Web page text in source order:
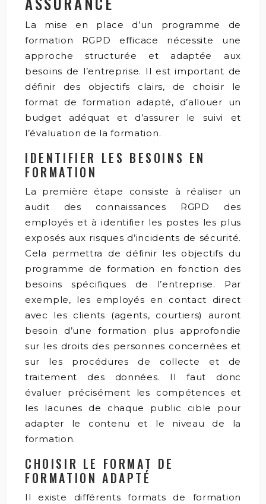
La mise en place d’un programme de
formation RGPD efficace nécessite une
approche structurée et adaptée aux
besoins de l’entreprise. Il est important de
définir des objectifs clairs, de choisir le
format de formation adapté, d’allouer un
budget adéquat et d’assurer le suivi et
l’évaluation de la formation.
IDENTIFIER LES BESOINS EN
FORMATION
La première étape consiste à réaliser un
audit des connaissances RGPD des
employés et à identifier les postes les plus
exposés aux risques d’incidents de sécurité.
Cela permettra de définir les objectifs du
programme de formation en fonction des
besoins spécifiques de l’entreprise. Par
exemple, les employés en contact direct
avec les clients (agents, courtiers) auront
besoin d’une formation plus approfondie
sur les droits des personnes concernées et
sur les procédures de collecte et de
traitement des données. Il faut donc
évaluer précisément les compétences et
les lacunes de chaque public cible pour
adapter le contenu et le niveau de la
formation.
CHOISIR LE FORMAT DE
FORMATION ADAPTÉ
Il existe différents formats de formation